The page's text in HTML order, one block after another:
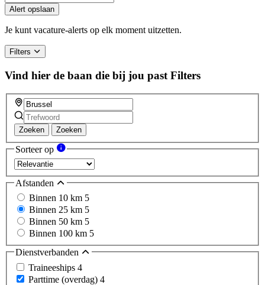
Alert opslaan
Je kunt vacature-alerts op elk moment uitzetten.
Filters
Vind hier de baan die bij jou past Filters
Zoeken Zoeken
Sorteer op
Afstanden
Binnen 10 km 5
Binnen 25 km 5
Binnen 50 km 5
Binnen 100 km 5
Dienstverbanden
Traineeships 4
Parttime (overdag) 4